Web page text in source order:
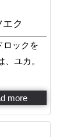
ク
ロックを
ユカ。
more